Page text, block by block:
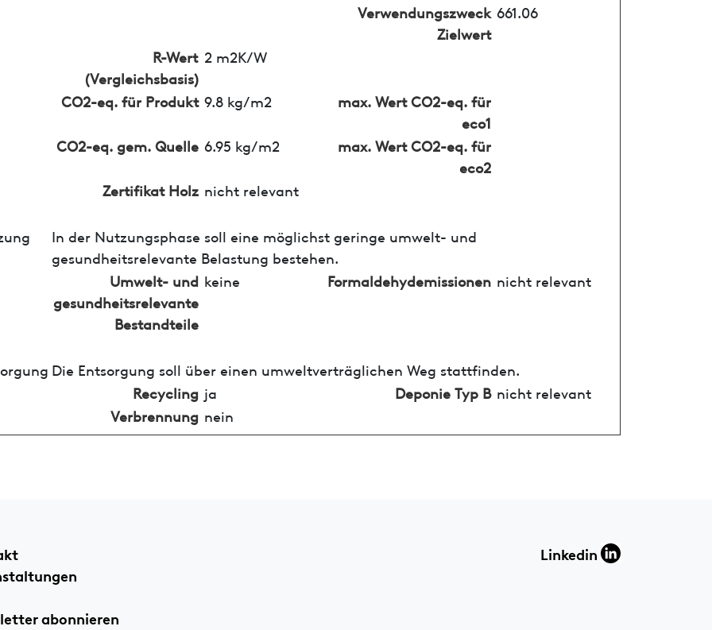
Verwendungszweck
Zielwert
661.06
R-Wert
(Vergleichsbasis)
2 m2K/W
CO2-eq. für Produkt 9.8 kg/m2
max. Wert CO2-eq. für
eco1
CO2-eq. gem. Quelle 6.95 kg/m2
max. Wert CO2-eq. für
eco2
Zertifikat Holz nicht relevant
In der Nutzungsphase soll eine möglichst geringe umwelt- und
gesundheitsrelevante Belastung bestehen.
Umwelt- und
gesundheitsrelevante
Bestandteile
keine Formaldehydemissionen nicht relevant
Die Entsorgung soll über einen umweltverträglichen Weg stattfinden.
Recycling ja Deponie Typ B nicht relevant
Verbrennung nein
abonnieren
Linkedin